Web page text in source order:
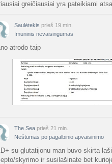
greičiausiai yra pateikiami
Saulėtekis prieš 19 min.
Imuninis nevaisingumas
atrodo taip
The Sea prieš 21 min.
Nėštumas po pagalbinio apvaisinimo
su glutatijonu man buvo skirta
skyrimo ir susilašinate bet